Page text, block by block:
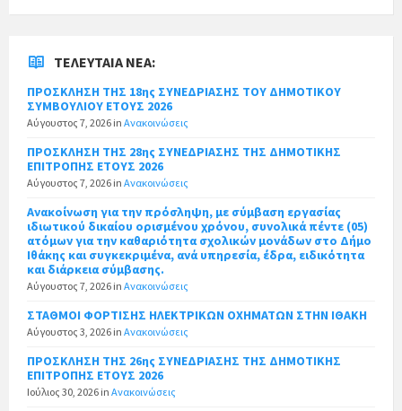
ΤΕΛΕΥΤΑΊΑ ΝΈΑ:
ΠΡΟΣΚΛΗΣΗ ΤΗΣ 18ης ΣΥΝΕΔΡΙΑΣΗΣ ΤΟΥ ΔΗΜΟΤΙΚΟΥ
ΣΥΜΒΟΥΛΙΟΥ ΕΤΟΥΣ 2026
Αύγουστος 7, 2026 in Ανακοινώσεις
ΠΡΟΣΚΛΗΣΗ ΤΗΣ 28ης ΣΥΝΕΔΡΙΑΣΗΣ ΤΗΣ ΔΗΜΟΤΙΚΗΣ
ΕΠΙΤΡΟΠΗΣ ΕΤΟΥΣ 2026
Αύγουστος 7, 2026 in Ανακοινώσεις
Ανακοίνωση για την πρόσληψη, με σύμβαση εργασίας
ιδιωτικού δικαίου ορισμένου χρόνου, συνολικά πέντε (05)
ατόμων για την καθαριότητα σχολικών μονάδων στο Δήμο
Ιθάκης και συγκεκριμένα, ανά υπηρεσία, έδρα, ειδικότητα
και διάρκεια σύμβασης.
Αύγουστος 7, 2026 in Ανακοινώσεις
ΣΤΑΘΜΟΙ ΦΟΡΤΙΣΗΣ ΗΛΕΚΤΡΙΚΩΝ ΟΧΗΜΑΤΩΝ ΣΤΗΝ ΙΘΑΚΗ
Αύγουστος 3, 2026 in Ανακοινώσεις
ΠΡΟΣΚΛΗΣΗ ΤΗΣ 26ης ΣΥΝΕΔΡΙΑΣΗΣ ΤΗΣ ΔΗΜΟΤΙΚΗΣ
ΕΠΙΤΡΟΠΗΣ ΕΤΟΥΣ 2026
Ιούλιος 30, 2026 in Ανακοινώσεις